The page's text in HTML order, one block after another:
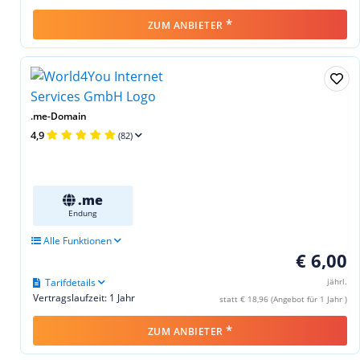
ZUM ANBIETER *
.me-Domain
4,9 (82)
.me
Endung
Alle Funktionen
€ 6,00
jährl.
statt € 18,96 (Angebot für 1 Jahr )
Vertragslaufzeit: 1 Jahr
Tarifdetails
ZUM ANBIETER *